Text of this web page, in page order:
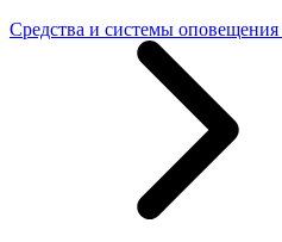
Средства и системы